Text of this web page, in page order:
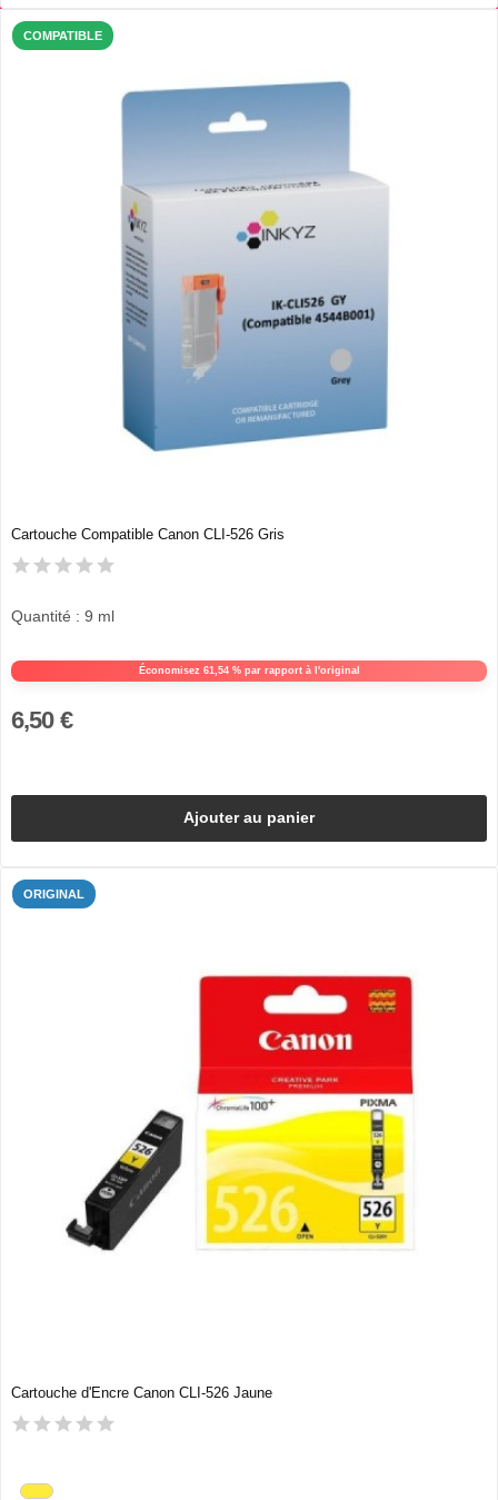
COMPATIBLE
Cartouche Compatible Canon CLI-526 Gris
Économisez 61,54 % par rapport à l'original
Quantité : 9 ml
6,50 €
Ajouter au panier
ORIGINAL
Cartouche d'Encre Canon CLI-526 Jaune